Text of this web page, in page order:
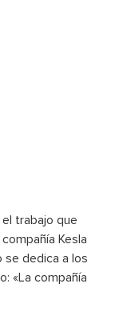
trabajo que
Kesla
se dedica a los
«La compañía